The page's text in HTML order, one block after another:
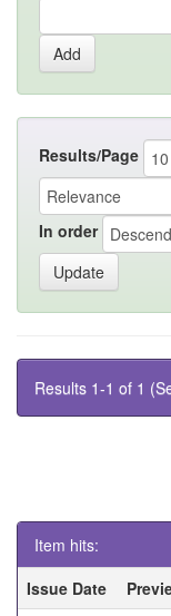
Results/Page
In order
Results 1-1 of 1
Item hits:
Issue Date